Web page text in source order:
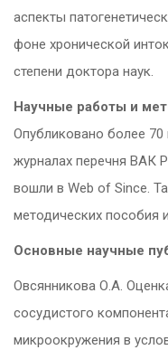
аспекты
фоне хронической
степени доктора наук.
Научные работы и
Опубликовано более 70
журналах перечня ВАК
вошли в Web of Since.
методических пособия
Основные научные
Овсянникова О.А.
сосудистого
микроокружения в